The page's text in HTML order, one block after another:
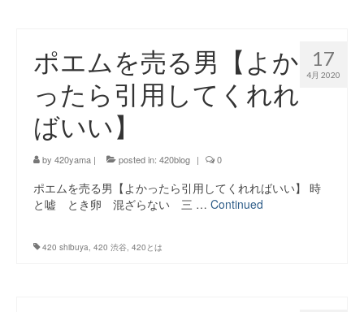
17
4月 2020
ポエムを売る男【よか
ったら引用してくれれ
ばいい】
by 420yama | posted in: 420blog | 0
ポエムを売る男【よかったら引用してくれればいい】 時
と嘘 とき卵 混ざらない 三 … Continued
420 shibuya 420 渋谷 420とは